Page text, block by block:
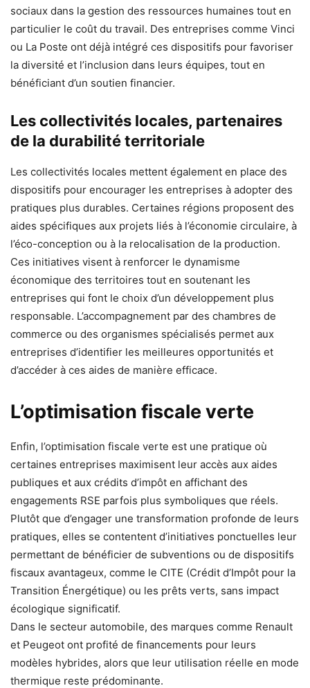
sociaux dans la gestion des ressources humaines tout en
particulier le coût du travail. Des entreprises comme Vinci
ou La Poste ont déjà intégré ces dispositifs pour favoriser
la diversité et l’inclusion dans leurs équipes, tout en
bénéficiant d’un soutien financier.
Les collectivités locales, partenaires
de la durabilité territoriale
Les collectivités locales mettent également en place des
dispositifs pour encourager les entreprises à adopter des
pratiques plus durables. Certaines régions proposent des
aides spécifiques aux projets liés à l’économie circulaire, à
l’éco-conception ou à la relocalisation de la production.
Ces initiatives visent à renforcer le dynamisme
économique des territoires tout en soutenant les
entreprises qui font le choix d’un développement plus
responsable. L’accompagnement par des chambres de
commerce ou des organismes spécialisés permet aux
entreprises d’identifier les meilleures opportunités et
d’accéder à ces aides de manière efficace.
L’optimisation fiscale verte
Enfin, l’optimisation fiscale verte est une pratique où
certaines entreprises maximisent leur accès aux aides
publiques et aux crédits d’impôt en affichant des
engagements RSE parfois plus symboliques que réels.
Plutôt que d’engager une transformation profonde de leurs
pratiques, elles se contentent d’initiatives ponctuelles leur
permettant de bénéficier de subventions ou de dispositifs
fiscaux avantageux, comme le CITE (Crédit d’Impôt pour la
Transition Énergétique) ou les prêts verts, sans impact
écologique significatif.
Dans le secteur automobile, des marques comme Renault
et Peugeot ont profité de financements pour leurs
modèles hybrides, alors que leur utilisation réelle en mode
thermique reste prédominante.